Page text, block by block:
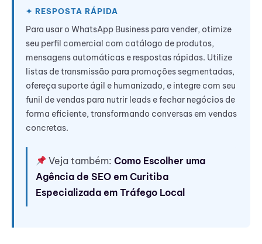
Para usar o WhatsApp Business para vender, otimize
seu perfil comercial com catálogo de produtos,
mensagens automáticas e respostas rápidas. Utilize
listas de transmissão para promoções segmentadas,
ofereça suporte ágil e humanizado, e integre com seu
funil de vendas para nutrir leads e fechar negócios de
forma eficiente, transformando conversas em vendas
concretas.
Veja também:Como Escolher uma
Agência de SEO em Curitiba
Especializada em Tráfego Local